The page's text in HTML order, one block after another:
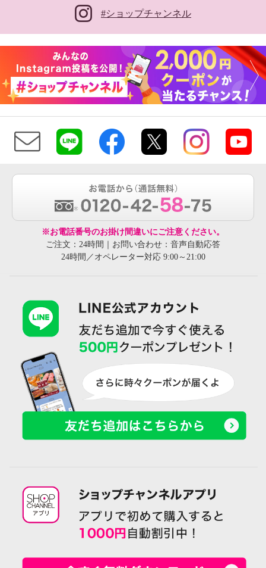
#ショップチャンネル
※お電話番号のお掛け間違いにご注意ください。
ご注文：24時間｜お問い合わせ：音声自動応答
24時間／オペレーター対応 9:00～21:00